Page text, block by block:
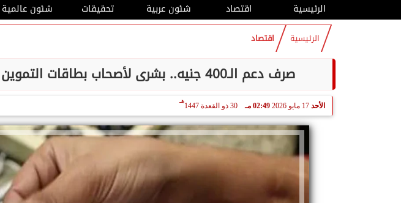
الرئيسية اقتصاد شئون عربية تحقيقات شئون عالمية
الرئيسية اقتصاد
صرف دعم الـ400 جنيه.. بشرى لأصحاب بطاقات التموين قبل عيد الأضحى 2026
الأحد 17 مايو 2026 02:49 مـ 30 ذو القعدة 1447
هـ